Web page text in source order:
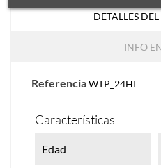
DETALLES
INFO
ReferenciaWTP_24HI
Características
Edad